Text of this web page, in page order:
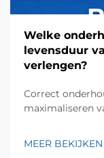
Welke
levensduur
verlengen?
Correct
maximaliseren
MEER BEKIJKEN